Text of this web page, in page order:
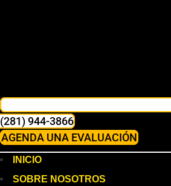
(281) 944-3866
AGENDA UNA EVALUACIÓN
INICIO
SOBRE NOSOTROS